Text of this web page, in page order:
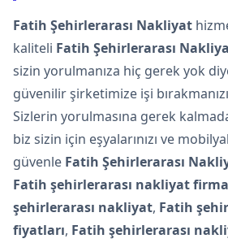
Fatih Şehirlerarası Nakliyat
kaliteli Fatih Şehirlerarası
sizin yorulmanıza hiç gerek yok
güvenilir şirketimize işi
Sizlerin yorulmasına gerek
biz sizin için eşyalarınızı ve
güvenle Fatih Şehirlerarası
Fatih şehirlerarası nakliyat
şehirlerarası nakliyat, Fatih
fiyatları, Fatih şehirlerarası